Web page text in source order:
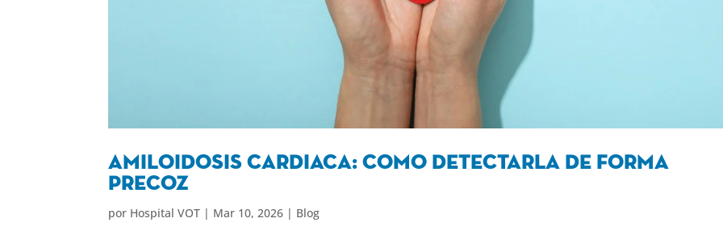
Amiloidosis cardiaca: como detectarla de forma
precoz
por Hospital VOT | Mar 10, 2026 | Blog